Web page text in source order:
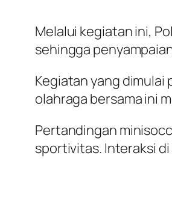
Melalui kegiatan ini,
sehingga
Kegiatan yang dimulai
olahraga bersama ini
Pertandingan
sportivitas. Interaksi